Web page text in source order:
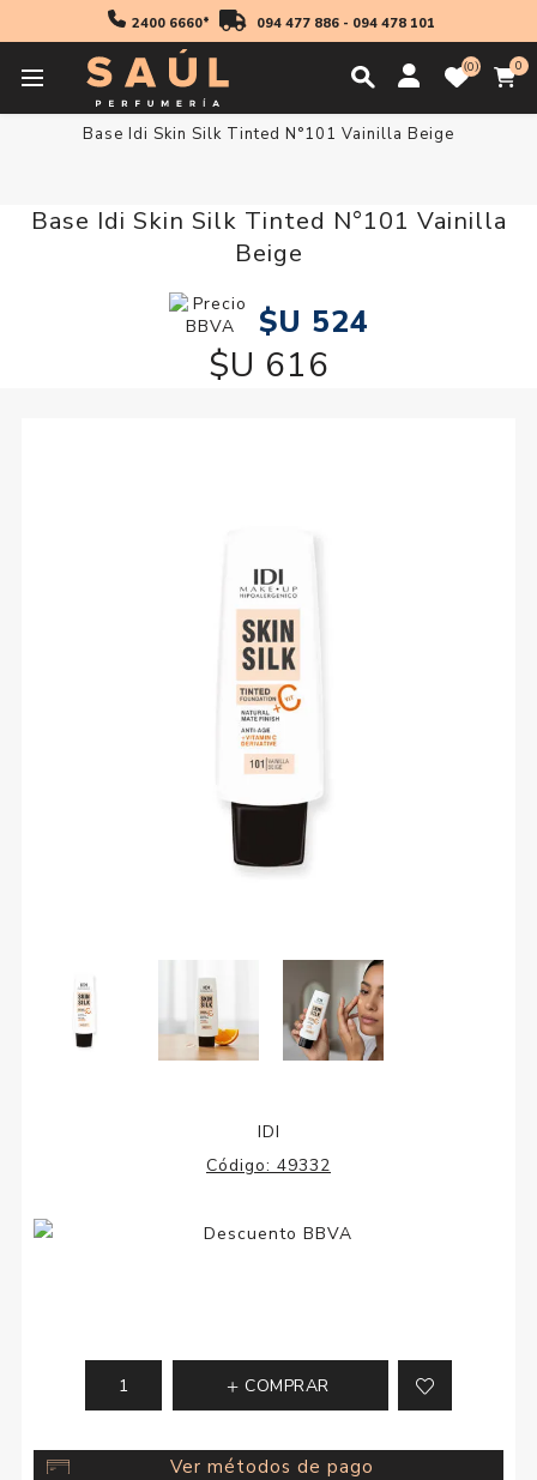
2400 6660* 094 477 886- 094 478 101
0 0
Inicio
Base Idi Skin Silk Tinted N°101 Vainilla Beige
Base Idi Skin Silk Tinted N°101 Vainilla
Beige
$U 524
$U 616
IDI
Código: 49332
COMPRAR
Ver métodos de pago